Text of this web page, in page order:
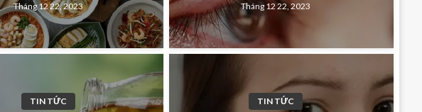
Tháng 12 22, 2023 Tháng 12 22, 2023
TIN TỨC TIN TỨC